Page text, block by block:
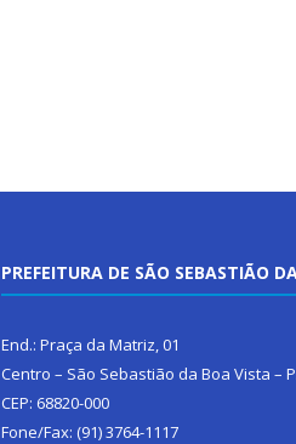
PREFEITURA DE SÃO SEBASTIÃO
End.: Praça da Matriz, 01
Centro – São Sebastião da Boa Vista –
CEP: 68820-000
Fone/Fax: (91) 3764-1117